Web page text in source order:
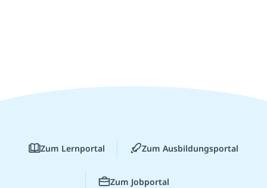
Zum Lernportal Zum Ausbildungsportal
Zum Jobportal